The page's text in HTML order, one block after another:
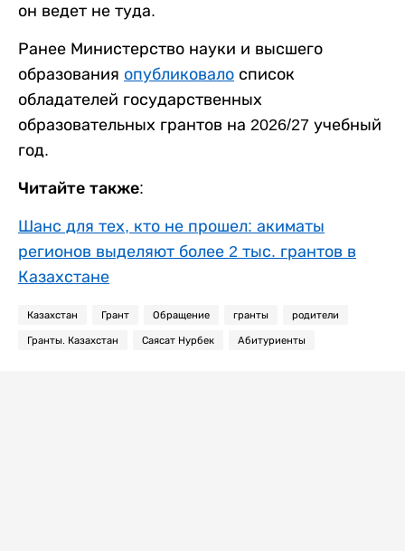
он ведет не туда.
Ранее Министерство науки и высшего
образования опубликовало список
обладателей государственных
образовательных грантов на 2026/27 учебный
год.
Читайте также:
Шанс для тех, кто не прошел: акиматы
регионов выделяют более 2 тыс. грантов в
Казахстане
Казахстан Грант Обращение гранты родители
Гранты. Казахстан Саясат Нурбек Абитуриенты